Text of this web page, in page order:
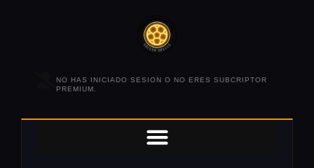
NO HAS INICIADO SESION O NO ERES SUBCRIPTOR
PREMIUM.